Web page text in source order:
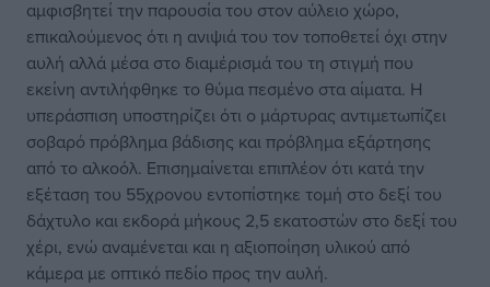
αμφισβητεί την παρουσία του στον αύλειο χώρο,
επικαλούμενος ότι η ανιψιά του τον τοποθετεί όχι στην
αυλή αλλά μέσα στο διαμέρισμά του τη στιγμή που
εκείνη αντιλήφθηκε το θύμα πεσμένο στα αίματα. Η
υπεράσπιση υποστηρίζει ότι ο μάρτυρας αντιμετωπίζει
σοβαρό πρόβλημα βάδισης και πρόβλημα εξάρτησης
από το αλκοόλ. Επισημαίνεται επιπλέον ότι κατά την
εξέταση του 55χρονου εντοπίστηκε τομή στο δεξί του
δάχτυλο και εκδορά μήκους 2,5 εκατοστών στο δεξί του
χέρι, ενώ αναμένεται και η αξιοποίηση υλικού από
κάμερα με οπτικό πεδίο προς την αυλή.